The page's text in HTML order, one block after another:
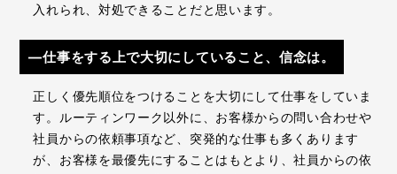
入れられ、対処できることだと思います。
―仕事をする上で大切にしていること、信念は。
正しく優先順位をつけることを大切にして仕事をしていま
す。ルーティンワーク以外に、お客様からの問い合わせや
社員からの依頼事項など、突発的な仕事も多くあります
が、お客様を最優先にすることはもとより、社員からの依